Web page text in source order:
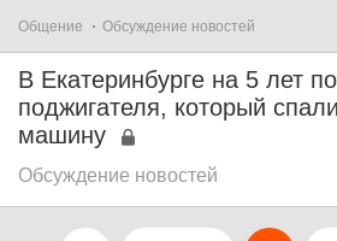
Общение Обсуждение новостей
В Екатеринбурге на 5 лет
поджигателя, который
машину
Обсуждение новостей